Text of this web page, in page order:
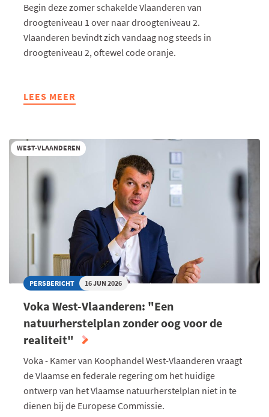
Begin deze zomer schakelde Vlaanderen van
droogteniveau 1 over naar droogteniveau 2.
Vlaanderen bevindt zich vandaag nog steeds in
droogteniveau 2, oftewel code oranje.
LEES MEER
ABOUT
DE
AANHOUDENDE
DROOGTE
JOUW
ONDERNEMING?
WEST-VLAANDEREN
PERSBERICHT 16 JUN 2026
Voka West-Vlaanderen: "Een
natuurherstelplan zonder oog voor de
realiteit"
Voka - Kamer van Koophandel West-Vlaanderen vraagt
de Vlaamse en federale regering om het huidige
ontwerp van het Vlaamse natuurherstelplan niet in te
dienen bij de Europese Commissie.